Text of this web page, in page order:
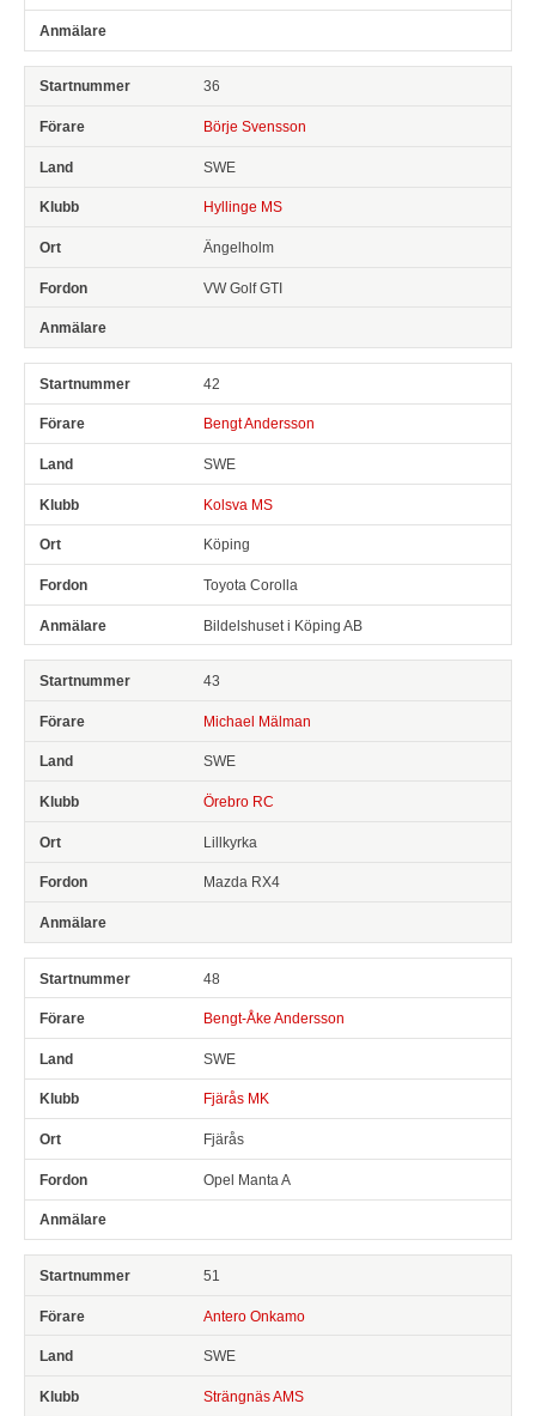
36
Börje Svensson
SWE
Hyllinge MS
Ängelholm
VW Golf GTI
42
Bengt Andersson
SWE
Kolsva MS
Köping
Toyota Corolla
Bildelshuset i Köping AB
43
Michael Mälman
SWE
Örebro RC
Lillkyrka
Mazda RX4
48
Bengt-Åke Andersson
SWE
Fjärås MK
Fjärås
Opel Manta A
51
Antero Onkamo
SWE
Strängnäs AMS